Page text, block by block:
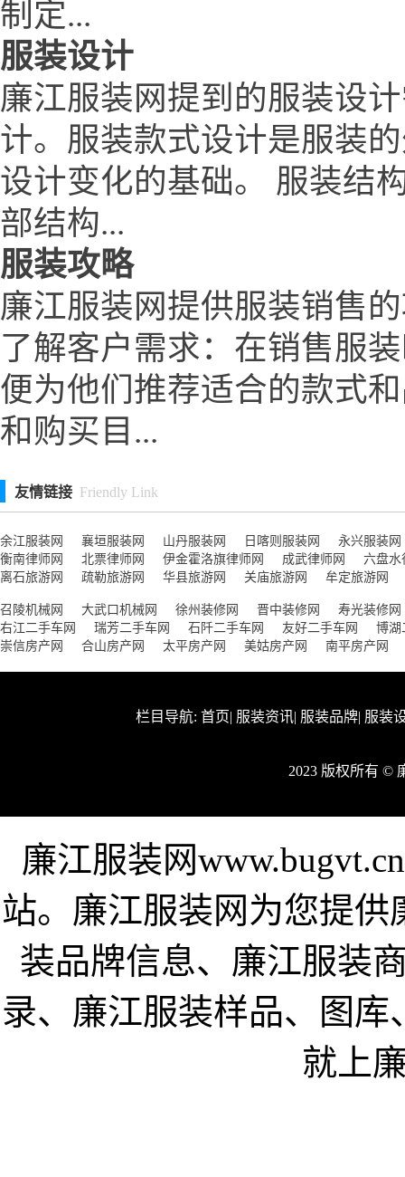
制定...
服装设计
廉江服装网提到的服装设
计。服装款式设计是服装
设计变化的基础。 服装结
部结构...
服装攻略
廉江服装网提供服装销售
了解客户需求：在销售服
便为他们推荐适合的款式
和购买目...
友情链接 Friendly Link
余江服装网 襄垣服装网 山丹服装网 日喀则服装网
永兴服装网
衡南律师网
北票律师网 伊金霍洛旗律师网 成武律师网
六盘水
离石旅游网
疏勒旅游网 华县旅游网 关庙旅游网 牟定旅游网
召陵机械网 大武口机械网 徐州装修网 晋中装修网
寿光装修网
右江二手车网
瑞芳二手车网 石阡二手车网 友好二手车网
博湖
崇信房产网
合山房产网 太平房产网 美姑房产网 南平房产网
栏目导航: 首页| 服装资讯| 服装品牌| 服装
2023 版权所有 ©
廉江服装网
站。廉江服装网为您提
装品牌信息、廉江服装
录、廉江服装样品、图
就上